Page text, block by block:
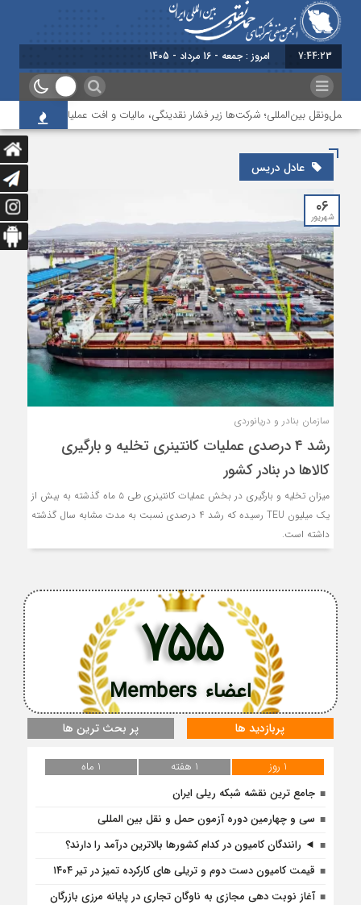
7:44:23 امروز : جمعه - 16 مرداد - 1405
بین‌المللی؛ شرکت‌ها زیر فشار نقدینگی، مالیات و افت عملیات
عادل دریس
۰۶
شهریور
سازمان بنادر و دریانوردی
رشد ۴ درصدی عملیات کانتینری تخلیه و بارگیری
کالاها در بنادر کشور
میزان تخلیه و بارگیری در بخش عملیات کانتینری طی ۵ ماه گذشته به بیش از
یک میلیون TEU رسیده که رشد ۴ درصدی نسبت به مدت مشابه سال گذشته
داشته است.
اعضاء Members
755
پربازدید ها پر بحث ترین ها
1 روز 1 هفته
1 ماه
جامع ترین نقشه شبکه ریلی ایران
سی و چهارمین دوره آزمون حمل و نقل بین المللی
◄ رانندگان کامیون در کدام کشورها بالاترین درآمد را دارند؟
قیمت کامیون دست دوم و تریلی‌ های کارکرده تمیز در تیر ۱۴۰۴
آغاز نوبت دهی مجازی به ناوگان تجاری در پایانه مرزی بازرگان